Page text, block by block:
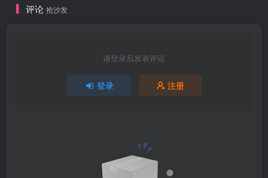
评论 抢沙发
请登录后发表评论
登录 注册